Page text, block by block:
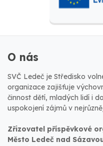
O nás
SVČ Ledeč je Středisko
organizace zajišťuje
činnost dětí, mladých lidí i
uspokojení zájmů v
Zřizovatel příspěvkové
Město Ledeč nad